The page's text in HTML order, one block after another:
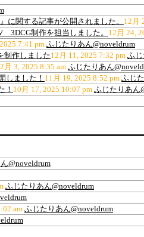
に関する記事が公開されました。 12月
3DCG制作を担当しました。 12月 24,
7:41 pm ふじたりあん@noveldrum
制作しました12月 11, 2025 7:32 pm ふ
月 3, 2025 8:35 am ふじたりあん
しました！ 11月 19, 2025 8:52 pm ふじ
！ 10月 17, 2025 10:07 pm ふじたりあん
@noveldrum
ふじたりあん@noveldrum
am ふじたりあん@noveldrum